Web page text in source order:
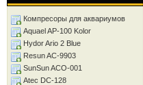
Компресоры для аквариумов
Aquael AP-100 Kolor
Hydor Ario 2 Blue
Resun AC-9903
SunSun ACO-001
Atec DC-128